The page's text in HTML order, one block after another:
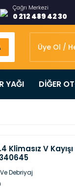
Çağrı Merkezi
0 212 489 42 30
Üye Ol /
YAĞI DİĞER
Klimasız V Kayışı
Debriyaj